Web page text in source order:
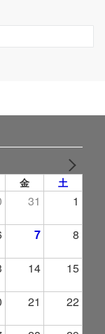
金 土
31 1
7 8
14 15
21 22